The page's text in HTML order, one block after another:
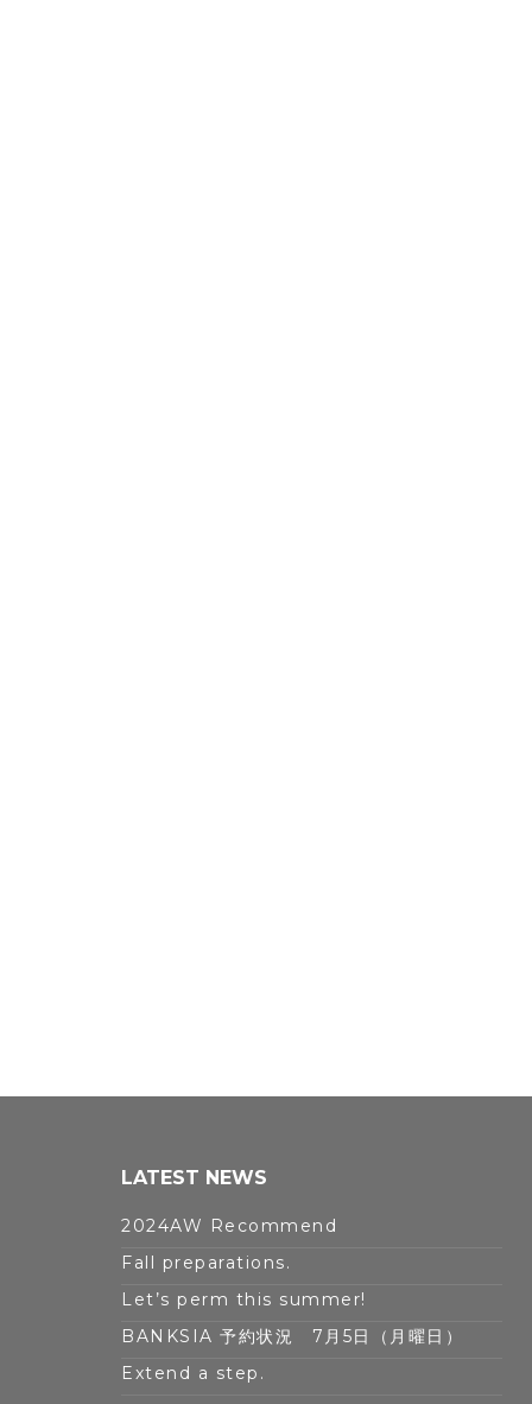
LATEST NEWS
2024AW Recommend
Fall preparations.
Let’s perm this summer!
BANKSIA 予約状況 7月5日（月曜日）
Extend a step.